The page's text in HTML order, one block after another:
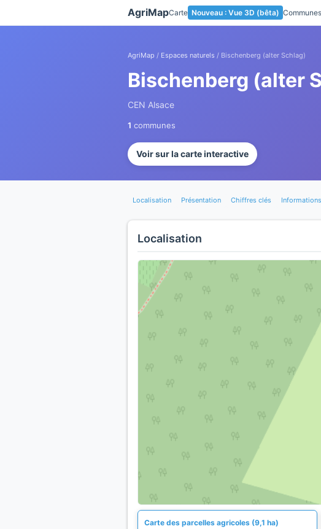
AgriMapCarte Nouveau : Vue 3D (bêta) Communes
AgriMap / Espaces naturels / Bischenberg (alter Schlag)
Bischenberg (alter
CEN Alsace
1 communes
Voir sur la carte interactive
Localisation Présentation Chiffres clés Informations
Localisation
Carte des parcelles agricoles (9,1 ha)
Panneau de gestion des cookies